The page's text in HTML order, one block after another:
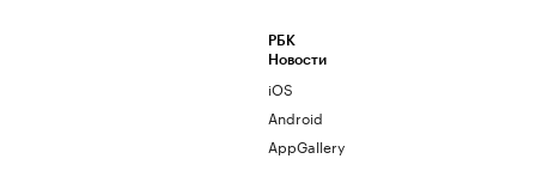
РБК
Новости
iOS
Android
AppGallery